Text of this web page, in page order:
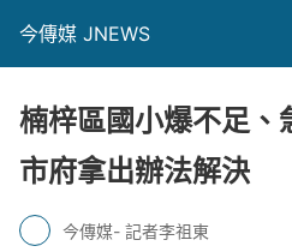
今傳媒 JNEWS
楠梓區國小爆不足、
市府拿出辦法解決
今傳媒- 記者李祖東